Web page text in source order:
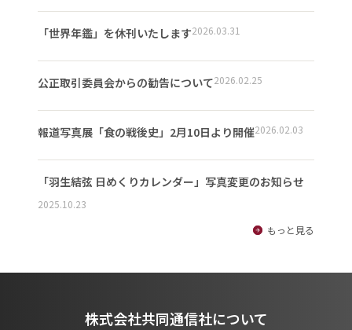
「世界年鑑」を休刊いたします2026.03.31
公正取引委員会からの勧告について2026.02.25
報道写真展「食の戦後史」2月10日より開催2026.02.03
「羽生結弦 日めくりカレンダー」写真変更のお知らせ
2025.10.23
もっと見る
株式会社共同通信社について